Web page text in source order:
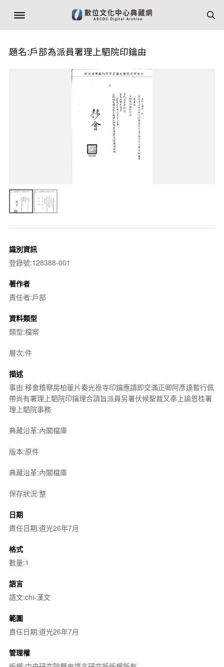
題名:戶部為派員署理上駟院印鑰由
識別資訊
登錄號:128388-001
著作者
責任者:戶部
資料類型
類型:檔案
層次:件
描述
事由:移會稽察房柏葰片奏光祿寺印鑰應請即交滿正卿阿彥達暫行佩
帶尚有署理上駟院印鑰理合請旨派員另署伏候聖裁又奉上諭恩桂署
理上駟院事務
典藏沿革:內閣檔庫
版本:原件
典藏沿革:內閣檔庫
保存狀況:整
日期
責任日期:道光26年7月
格式
數量:1
語言
語文:chi-漢文
範圍
責任日期:道光26年7月
管理權